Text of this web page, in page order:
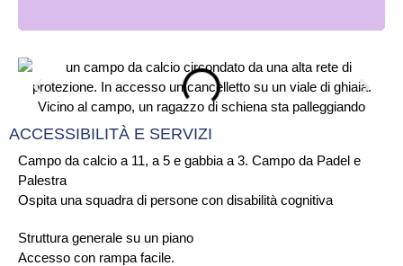
Campo da calcio a 11, a 5 e gabbia a 3. Campo da Padel e
Palestra
Ospita una squadra di persone con disabilità cognitiva
Struttura generale su un piano
Accesso con rampa facile.
ACCESSIBILITÀ E SERVIZI